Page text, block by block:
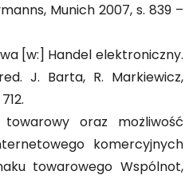
Munich 2007, s. 839 –
[w:] Handel elektroniczny.
J. Barta, R. Markiewicz,
oraz możliwość
komercyjnych
towarowego Wspólnot,